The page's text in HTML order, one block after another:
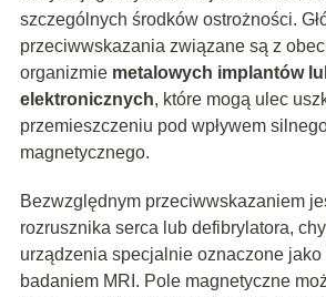
szczególnych środków ostrożności.
przeciwwskazania związane są z
organizmie metalowych implantów
elektronicznych, które mogą ulec
przemieszczeniu pod wpływem
magnetycznego.
Bezwzględnym przeciwwskazaniem
rozrusznika serca lub defibrylatora,
urządzenia specjalnie oznaczone jako
badaniem MRI. Pole magnetyczne